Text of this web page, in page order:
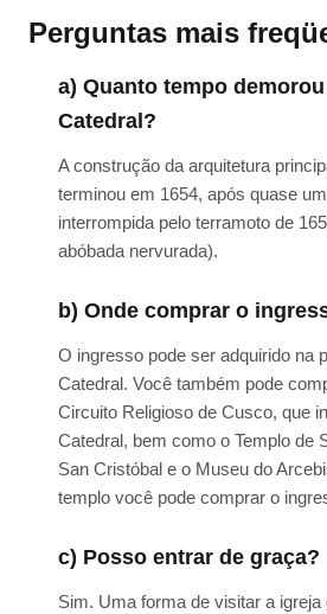
Perguntas mais
a) Quanto tempo
Catedral?
A construção da arquitetura
terminou em 1654, após quase
interrompida pelo terramoto de
abóbada nervurada).
b) Onde comprar o
O ingresso pode ser adquirido na
Catedral. Você também pode
Circuito Religioso de Cusco, que
Catedral, bem como o Templo de
San Cristóbal e o Museu do
templo você pode comprar o
c) Posso entrar de graça?
Sim. Uma forma de visitar a igreja